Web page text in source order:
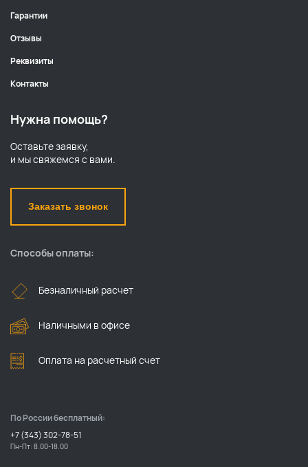
Нужна помощь?
Оставьте заявку,
и мы свяжемся с вами.
Заказать звонок
Гарантии
Отзывы
Реквизиты
Контакты
Способы оплаты:
Безналичный расчет
Наличными в офисе
Оплата на расчетный счет
По России бесплатный:
+7 (343) 302-78-51
Пн-Пт: 8.00-18.00